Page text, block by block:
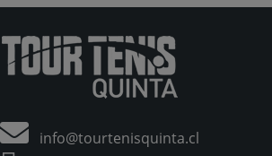
info@tourtenisquinta.cl